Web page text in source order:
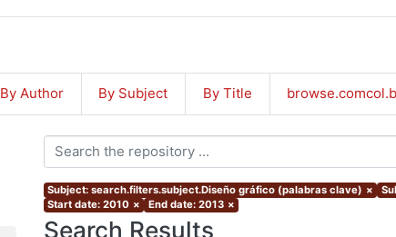
By Author By Subject By Title
Subject: search.filters.subject.Diseño gráfico (palabras clave) ×
Start date: 2010 × End date: 2013 ×
Search Results